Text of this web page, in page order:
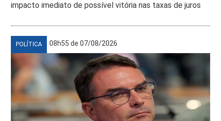
impacto imediato de possível vitória nas taxas de juros
POLÍTICA 08h55 de 07/08/2026